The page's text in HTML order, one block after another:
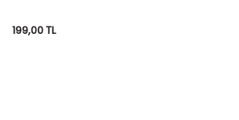
199,00TL